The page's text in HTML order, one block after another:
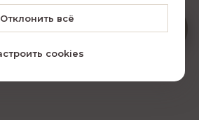
Отклонить всё
cookies
O
•Фото Алексей Сильников